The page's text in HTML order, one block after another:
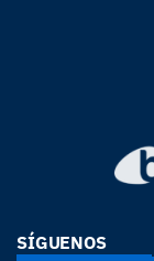
SÍGUENOS